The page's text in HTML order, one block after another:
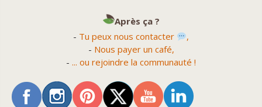
Après ça ?
- Tu peux nous contacter
,
- Nous payer un café,
- ... ou rejoindre la communauté !